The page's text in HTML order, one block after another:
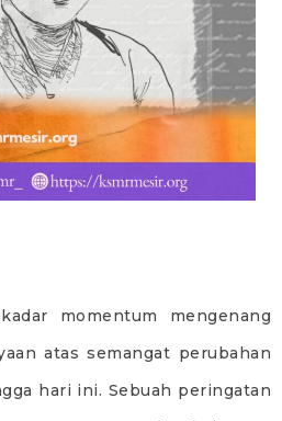
momentum mengenang
atas semangat perubahan
hari ini. Sebuah peringatan